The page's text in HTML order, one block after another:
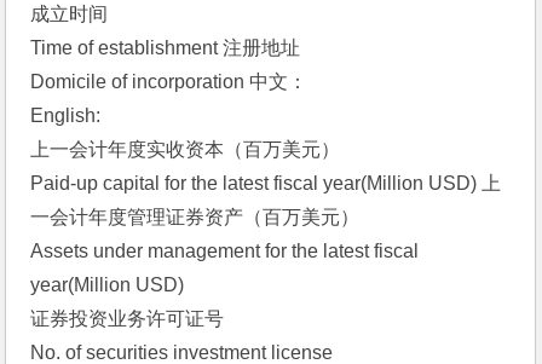
成立时间
Time of establishment 注册地址
Domicile of incorporation 中文：
English:
上一会计年度实收资本（百万美元）
Paid-up capital for the latest fiscal year(Million USD) 上
一会计年度管理证券资产（百万美元）
Assets under management for the latest fiscal
year(Million USD)
证券投资业务许可证号
No. of securities investment license